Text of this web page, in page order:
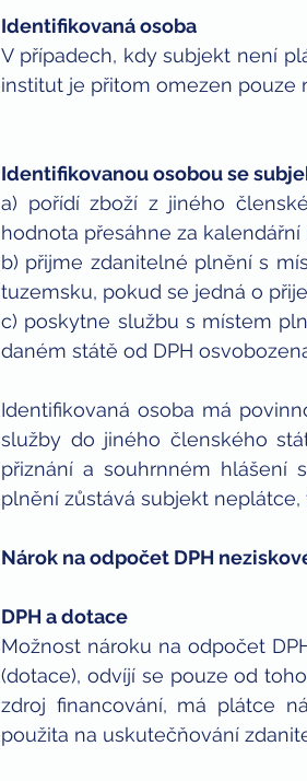
Identifikovaná osoba
V případech, kdy subjekt není
institut je přitom omezen pouze
Identifikovanou osobou se
a) pořídí zboží z jiného
hodnota přesáhne za kalendářní
b) přijme zdanitelné plnění s
tuzemsku, pokud se jedná o
c) poskytne službu s místem
daném státě od DPH
Identifikovaná osoba má
služby do jiného členského
přiznání a souhrnném hlášení
plnění zůstává subjekt
Nárok na odpočet DPH
DPH a dotace
Možnost nároku na odpočet
(dotace), odvíjí se pouze od
zdroj financování, má plátce
použita na uskutečňování